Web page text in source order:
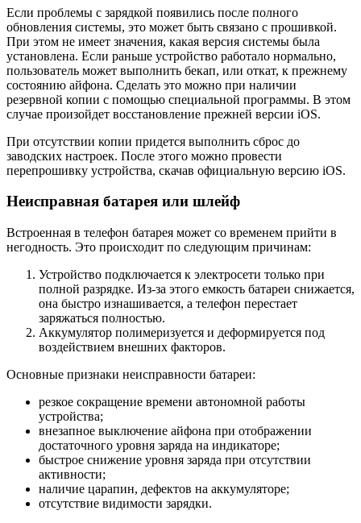
Если проблемы с зарядкой появились после полного
обновления системы, это может быть связано с прошивкой.
При этом не имеет значения, какая версия системы была
установлена. Если раньше устройство работало нормально,
пользователь может выполнить бекап, или откат, к прежнему
состоянию айфона. Сделать это можно при наличии
резервной копии с помощью специальной программы. В этом
случае произойдет восстановление прежней версии iOS.
При отсутствии копии придется выполнить сброс до
заводских настроек. После этого можно провести
перепрошивку устройства, скачав официальную версию iOS.
Неисправная батарея или шлейф
Встроенная в телефон батарея может со временем прийти в
негодность. Это происходит по следующим причинам:
Устройство подключается к электросети только при
полной разрядке. Из-за этого емкость батареи снижается,
она быстро изнашивается, а телефон перестает
заряжаться полностью.
Аккумулятор полимеризуется и деформируется под
воздействием внешних факторов.
Основные признаки неисправности батареи:
резкое сокращение времени автономной работы
устройства;
внезапное выключение айфона при отображении
достаточного уровня заряда на индикаторе;
быстрое снижение уровня заряда при отсутствии
активности;
наличие царапин, дефектов на аккумуляторе;
отсутствие видимости зарядки.